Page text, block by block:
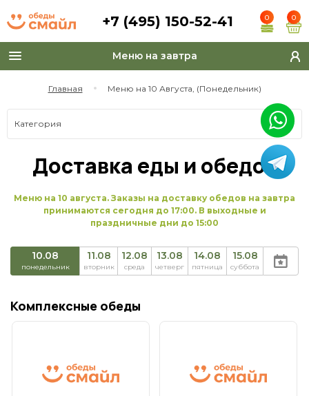
+7 (495) 150-52-41 0 0
Toggle
navigation
Меню на завтра
Главная Меню на 10 Августа, (Понедельник)
Категория
Доставка еды и обедов
Меню на 10 августа. Заказы на доставку обедов на завтра
принимаются сегодня до 17:00. В выходные и
праздничные дни до 15:00
10.08
понедельник
11.08
вторник
12.08
среда
13.08
четверг
14.08
пятница
15.08
суббота
Комплексные обеды